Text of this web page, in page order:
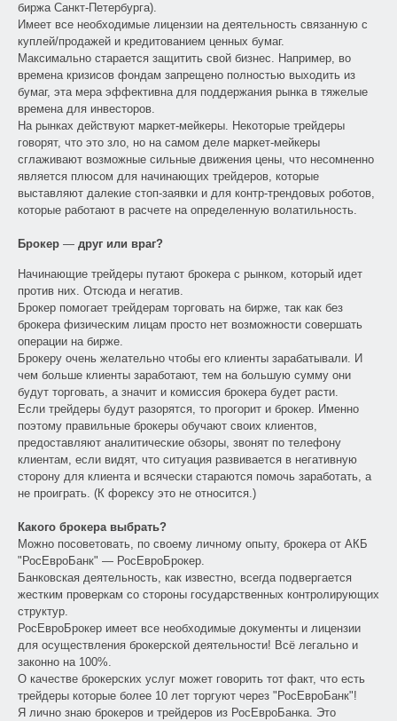
биржа Санкт-Петербурга).
Имеет все необходимые лицензии на деятельность связанную с
куплей/продажей и кредитованием ценных бумаг.
Максимально старается защитить свой бизнес. Например, во
времена кризисов фондам запрещено полностью выходить из
бумаг, эта мера эффективна для поддержания рынка в тяжелые
времена для инвесторов.
На рынках действуют маркет-мейкеры. Некоторые трейдеры
говорят, что это зло, но на самом деле маркет-мейкеры
сглаживают возможные сильные движения цены, что несомненно
является плюсом для начинающих трейдеров, которые
выставляют далекие стоп-заявки и для контр-трендовых роботов,
которые работают в расчете на определенную волатильность.
Брокер — друг или враг?
Начинающие трейдеры путают брокера с рынком, который идет
против них. Отсюда и негатив.
Брокер помогает трейдерам торговать на бирже, так как без
брокера физическим лицам просто нет возможности совершать
операции на бирже.
Брокеру очень желательно чтобы его клиенты зарабатывали. И
чем больше клиенты заработают, тем на большую сумму они
будут торговать, а значит и комиссия брокера будет расти.
Если трейдеры будут разорятся, то прогорит и брокер. Именно
поэтому правильные брокеры обучают своих клиентов,
предоставляют аналитические обзоры, звонят по телефону
клиентам, если видят, что ситуация развивается в негативную
сторону для клиента и всячески стараются помочь заработать, а
не проиграть. (К форексу это не относится.)
Какого брокера выбрать?
Можно посоветовать, по своему личному опыту, брокера от АКБ
"РосЕвроБанк" — РосЕвроБрокер.
Банковская деятельность, как известно, всегда подвергается
жестким проверкам со стороны государственных контролирующих
структур.
РосЕвроБрокер имеет все необходимые документы и лицензии
для осуществления брокерской деятельности! Всё легально и
законно на 100%.
О качестве брокерских услуг может говорить тот факт, что есть
трейдеры которые более 10 лет торгуют через "РосЕвроБанк"!
Я лично знаю брокеров и трейдеров из РосЕвроБанка. Это